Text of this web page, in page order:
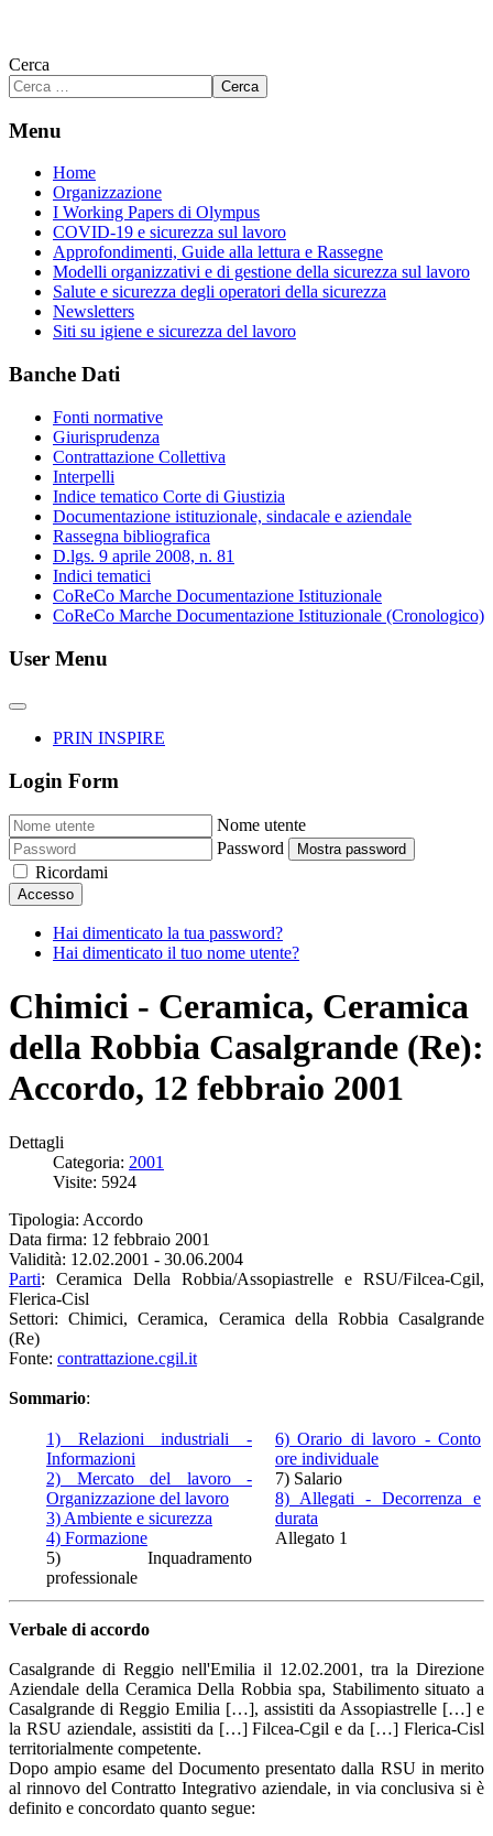
Cerca
Cerca
Menu
Home
Organizzazione
I Working Papers di Olympus
COVID-19 e sicurezza sul lavoro
Approfondimenti, Guide alla lettura e Rassegne
Modelli organizzativi e di gestione della sicurezza sul lavoro
Salute e sicurezza degli operatori della sicurezza
Newsletters
Siti su igiene e sicurezza del lavoro
Banche Dati
Fonti normative
Giurisprudenza
Contrattazione Collettiva
Interpelli
Indice tematico Corte di Giustizia
Documentazione istituzionale, sindacale e aziendale
Rassegna bibliografica
D.lgs. 9 aprile 2008, n. 81
Indici tematici
CoReCo Marche Documentazione Istituzionale
CoReCo Marche Documentazione Istituzionale (Cronologico)
User Menu
PRIN INSPIRE
Login Form
Nome utente
Password
Mostra password
Ricordami
Accesso
Hai dimenticato la tua password?
Hai dimenticato il tuo nome utente?
Chimici - Ceramica, Ceramica
della Robbia Casalgrande (Re):
Accordo, 12 febbraio 2001
Dettagli
Categoria: 2001
Visite: 5924
Tipologia: Accordo
Data firma: 12 febbraio 2001
Validità: 12.02.2001 - 30.06.2004
Parti: Ceramica Della Robbia/Assopiastrelle e RSU/Filcea-Cgil,
Flerica-Cisl
Settori: Chimici, Ceramica, Ceramica della Robbia Casalgrande
(Re)
Fonte: contrattazione.cgil.it
Sommario:
1) Relazioni industriali -
Informazioni
2) Mercato del lavoro -
Organizzazione del lavoro
3) Ambiente e sicurezza
4) Formazione
5) Inquadramento
professionale
6) Orario di lavoro - Conto
ore individuale
7) Salario
8) Allegati - Decorrenza e
durata
Allegato 1
Verbale di accordo
Casalgrande di Reggio nell'Emilia il 12.02.2001, tra la Direzione
Aziendale della Ceramica Della Robbia spa, Stabilimento situato a
Casalgrande di Reggio Emilia […], assistiti da Assopiastrelle […] e
la RSU aziendale, assistiti da […] Filcea-Cgil e da […] Flerica-Cisl
territorialmente competente.
Dopo ampio esame del Documento presentato dalla RSU in merito
al rinnovo del Contratto Integrativo aziendale, in via conclusiva si è
definito e concordato quanto segue: